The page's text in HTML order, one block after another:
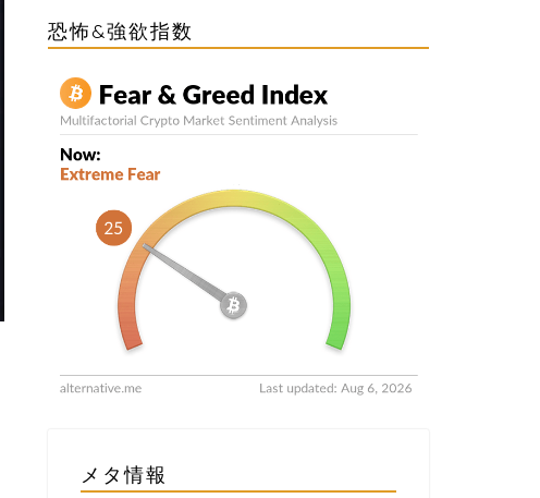
恐怖&強欲指数
メタ情報